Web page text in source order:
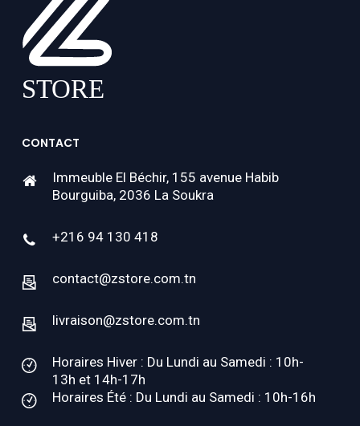
CONTACT
Immeuble El Béchir, 155 avenue Habib
Bourguiba, 2036 La Soukra
+216 94 130 418
contact@zstore.com.tn
livraison@zstore.com.tn
Horaires Hiver : Du Lundi au Samedi : 10h-
13h et 14h-17h
Horaires Été : Du Lundi au Samedi : 10h-16h